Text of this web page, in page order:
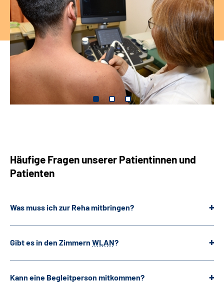
Häufige Fragen unserer Patientinnen und
Patienten
Was muss ich zur Reha mitbringen?
Gibt es in den Zimmern WLAN?
Kann eine Begleitperson mitkommen?